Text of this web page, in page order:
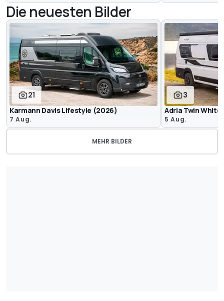
Die neuesten Bilder
21
Karmann Davis Lifestyle (2026)
7 Aug.
3
Adria Twin
5 Aug.
MEHR BILDER